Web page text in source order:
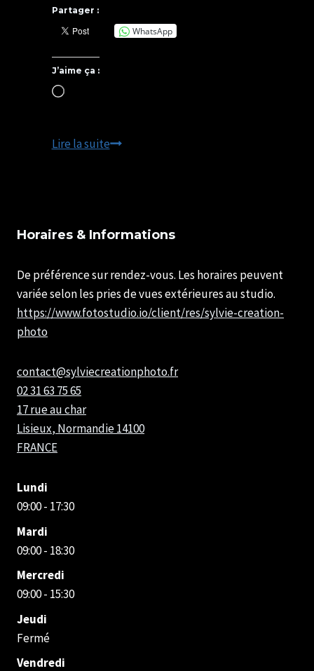
Partager :
WhatsApp
J’aime ça :
Chargement…
Lire la suitePhotographie
Lisieux
en
Normandie
|
Photo
Horaires & Informations
De préférence sur rendez-vous. Les horaires peuvent
variée selon les pries de vues extérieures au studio.
https://www.fotostudio.io/client/res/sylvie-creation-
photo
contact@sylviecreationphoto.fr
02 31 63 75 65
17 rue au char
Lisieux, Normandie14100
FRANCE
Lundi
09:00 - 17:30
Mardi
09:00 - 18:30
Mercredi
09:00 - 15:30
Jeudi
Fermé
Vendredi